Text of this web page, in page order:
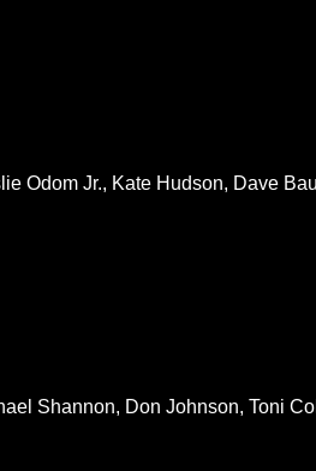
Odom Jr., Kate Hudson, Dave
Shannon, Don Johnson, Toni